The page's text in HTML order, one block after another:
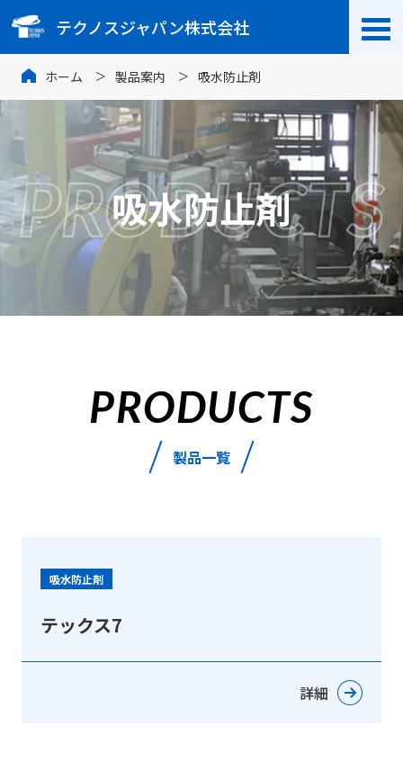
テクノスジャパン株式会社
ホーム 製品案内 吸水防止剤
吸水防止剤
PRODUCTS
製品一覧
吸水防止剤
テックス7
詳細